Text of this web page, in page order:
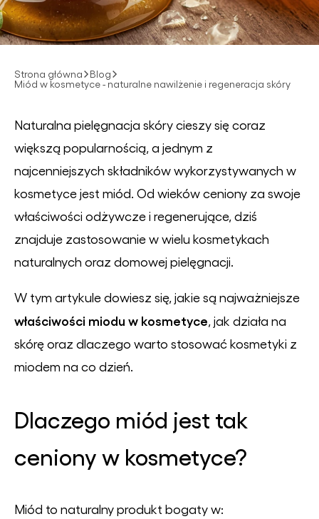
Strona główna
Blog
Miód w kosmetyce - naturalne nawilżenie i regeneracja skóry
Naturalna pielęgnacja skóry cieszy się coraz
większą popularnością, a jednym z
najcenniejszych składników wykorzystywanych w
kosmetyce jest miód. Od wieków ceniony za swoje
właściwości odżywcze i regenerujące, dziś
znajduje zastosowanie w wielu kosmetykach
naturalnych oraz domowej pielęgnacji.
W tym artykule dowiesz się, jakie są najważniejsze
właściwości miodu w kosmetyce , jak działa na
skórę oraz dlaczego warto stosować kosmetyki z
miodem na co dzień.
Dlaczego miód jest tak
ceniony w kosmetyce?
Miód to naturalny produkt bogaty w: